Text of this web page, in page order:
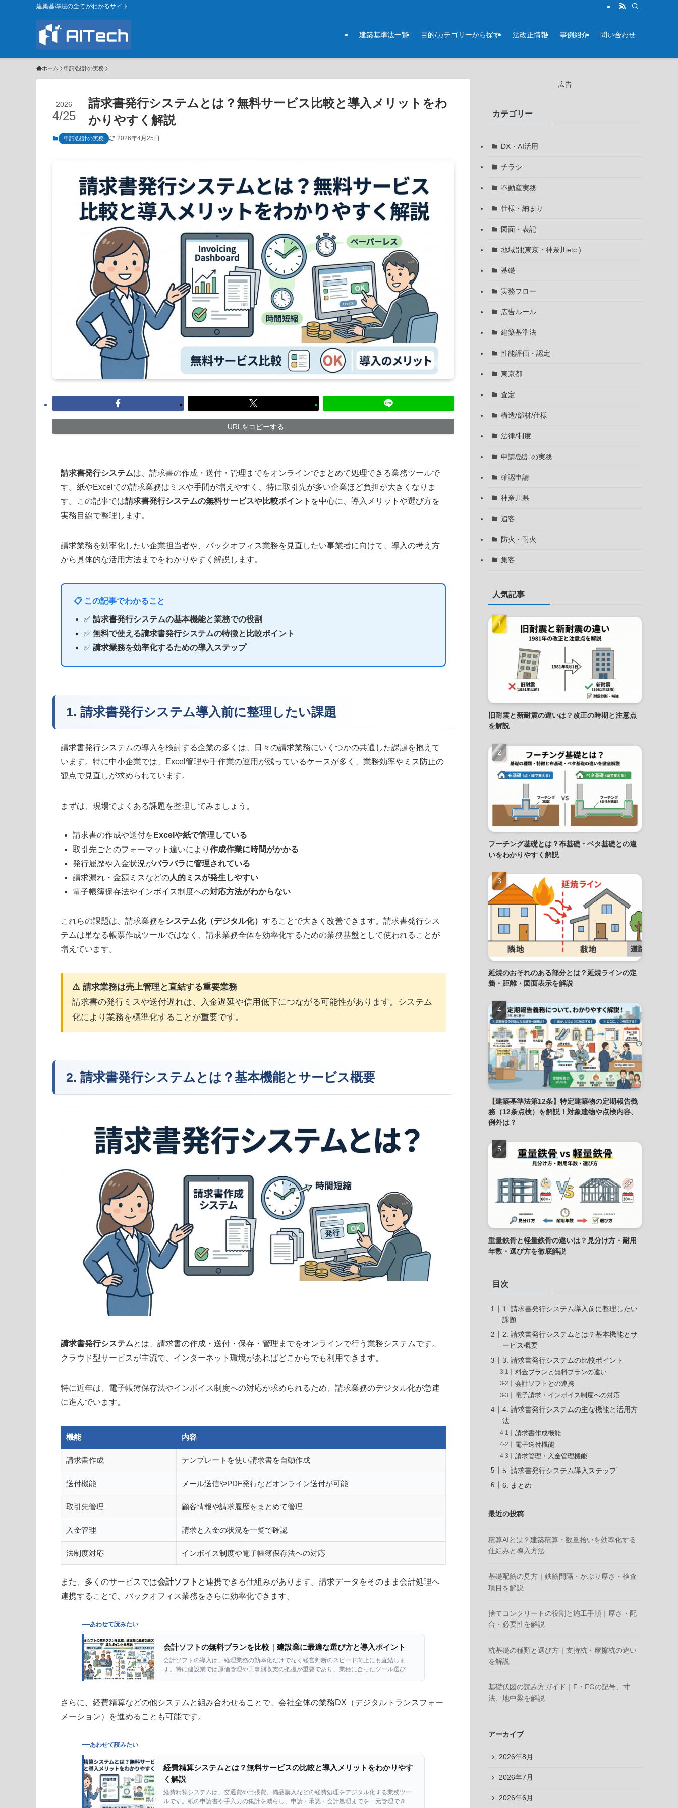
建築基準法の全てがわかるサイト
建築基準法一覧 目的/カテゴリーから探す 法改正情報 事例紹介 問い合わせ
ホーム 申請/設計の実務
請求書発行システムとは？無料サービス比較と導入メリットをわ
かりやすく解説
2026
4/25
申請/設計の実務 2026年4月25日
URLをコピーする
請求書発行システムは、請求書の作成・送付・管理までをオンラインでまとめて処理できる業務ツールで
す。紙やExcelでの請求業務はミスや手間が増えやすく、特に取引先が多い企業ほど負担が大きくなりま
す。この記事では請求書発行システムの無料サービスや比較ポイント を中心に、導入メリットや選び方を
実務目線で整理します。
請求業務を効率化したい企業担当者や、バックオフィス業務を見直したい事業者に向けて、導入の考え方
から具体的な活用方法までをわかりやすく解説します。
📋 この記事でわかること
✅ 請求書発行システムの基本機能と業務での役割
✅ 無料で使える請求書発行システムの特徴と比較ポイント
✅ 請求業務を効率化するための導入ステップ
1. 請求書発行システム導入前に整理したい課題
請求書発行システムの導入を検討する企業の多くは、日々の請求業務にいくつかの共通した課題を抱えて
います。特に中小企業では、Excel管理や手作業の運用が残っているケースが多く、業務効率やミス防止の
観点で見直しが求められています。
まずは、現場でよくある課題を整理してみましょう。
請求書の作成や送付を Excelや紙で管理している
取引先ごとのフォーマット違いにより 作成作業に時間がかかる
発行履歴や入金状況がバラバラに管理されている
請求漏れ・金額ミスなどの人的ミスが発生しやすい
電子帳簿保存法やインボイス制度への対応方法がわからない
これらの課題は、請求業務をシステム化（デジタル化） することで大きく改善できます。請求書発行シス
テムは単なる帳票作成ツールではなく、請求業務全体を効率化するための業務基盤として使われることが
増えています。
⚠️ 請求業務は売上管理と直結する重要業務
請求書の発行ミスや送付遅れは、入金遅延や信用低下につながる可能性があります。システム
化により業務を標準化することが重要です。
2. 請求書発行システムとは？基本機能とサービス概要
請求書発行システムとは、請求書の作成・送付・保存・管理までをオンラインで行う業務システムです。
クラウド型サービスが主流で、インターネット環境があればどこからでも利用できます。
特に近年は、電子帳簿保存法やインボイス制度への対応が求められるため、請求業務のデジタル化が急速
に進んでいます。
機能 内容
請求書作成 テンプレートを使い請求書を自動作成
送付機能 メール送信やPDF発行などオンライン送付が可能
取引先管理 顧客情報や請求履歴をまとめて管理
入金管理 請求と入金の状況を一覧で確認
法制度対応 インボイス制度や電子帳簿保存法への対応
また、多くのサービスでは会計ソフト と連携できる仕組みがあります。請求データをそのまま会計処理へ
連携することで、バックオフィス業務をさらに効率化できます。
あわせて読みたい
会計ソフトの無料プランを比較｜建設業に最適な選び方と導入ポイント
会計ソフトの導入は、経理業務の効率化だけでなく経営判断のスピード向上にも直結しま
す。特に建設業では原価管理や工事別収支の把握が重要であり、業種に合ったツール選びが
さらに、経費精算などの他システムと組み合わせることで、会社全体の業務DX（デジタルトランスフォー
メーション）を進めることも可能です。
あわせて読みたい
経費精算システムとは？無料サービスの比較と導入メリットをわかりやす
く解説
経費精算システムは、交通費や出張費、備品購入などの経費処理をデジタル化する業務ツー
ルです。紙の申請書や手入力の集計を減らし、申請・承認・会計処理までを一元管理できま
広告
カテゴリー
DX・AI活用
チラシ
不動産実務
仕様・納まり
図面・表記
地域別(東京・神奈川etc.)
基礎
実務フロー
広告ルール
建築基準法
性能評価・認定
東京都
査定
構造/部材/仕様
法律/制度
申請/設計の実務
確認申請
神奈川県
追客
防火・耐火
集客
人気記事
旧耐震と新耐震の違いは？改正の時期と注意点
を解説
フーチング基礎とは？布基礎・ベタ基礎との違
いをわかりやすく解説
延焼のおそれのある部分とは？延焼ラインの定
義・距離・図面表示を解説
【建築基準法第12条】特定建築物の定期報告義
務（12条点検）を解説！対象建物や点検内容、
例外は？
重量鉄骨と軽量鉄骨の違いは？見分け方・耐用
年数・選び方を徹底解説
目次
1. 請求書発行システム導入前に整理したい
課題
2. 請求書発行システムとは？基本機能とサ
ービス概要
3. 請求書発行システムの比較ポイント
料金プランと無料プランの違い
会計ソフトとの連携
電子請求・インボイス制度への対応
4. 請求書発行システムの主な機能と活用方
法
請求書作成機能
電子送付機能
請求管理・入金管理機能
5. 請求書発行システム導入ステップ
6. まとめ
最近の投稿
積算AIとは？建築積算・数量拾いを効率化する
仕組みと導入方法
基礎配筋の見方｜鉄筋間隔・かぶり厚さ・検査
項目を解説
捨てコンクリートの役割と施工手順｜厚さ・配
合・必要性を解説
杭基礎の種類と選び方｜支持杭・摩擦杭の違い
を解説
基礎伏図の読み方ガイド｜F・FGの記号、寸
法、地中梁を解説
アーカイブ
2026年8月
2026年7月
2026年6月